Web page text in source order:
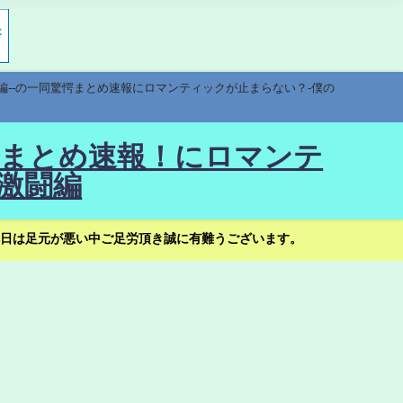
の一同驚愕まとめ速報にロマンティックが止まらない？-僕の
とめ速報！にロマンテ
闘編
足元が悪い中ご足労頂き誠に有難うございます。